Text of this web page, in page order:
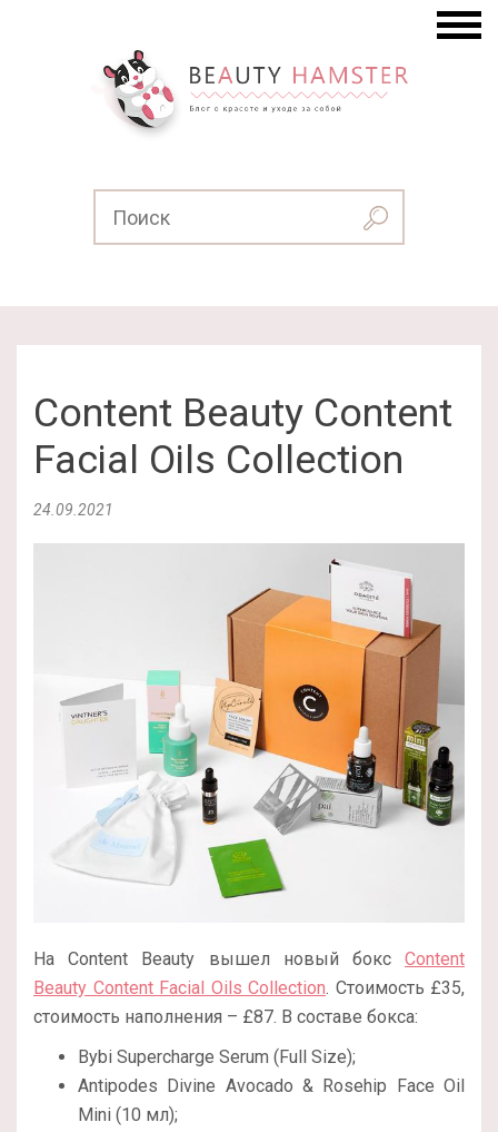
Content Beauty Content
Facial Oils Collection
24.09.2021
На Content Beauty вышел новый бокс Content
Beauty Content Facial Oils Collection. Стоимость £35,
стоимость наполнения – £87. В составе бокса:
Bybi Supercharge Serum (Full Size);
Antipodes Divine Avocado & Rosehip Face Oil
Mini (10 мл);